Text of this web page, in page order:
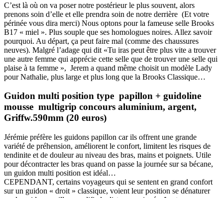
C’est là où on va poser notre postérieur le plus souvent, alors
prenons soin d’elle et elle prendra soin de notre derrière (Et votre
périnée vous dira merci) Nous optons pour la fameuse selle Brooks
B17 « miel ». Plus souple que ses homologues noires. Allez savoir
pourquoi. Au départ, ça peut faire mal (comme des chaussures
neuves). Malgré l’adage qui dit «Tu iras peut être plus vite a trouver
une autre femme qui apprécie cette selle que de trouver une selle qui
plaise à ta femme », Jerem a quand même choisit un modèle Lady
pour Nathalie, plus large et plus long que la Brooks Classique…
Guidon multi position type papillon + guidoline
mousse multigrip concours aluminium, argent,
Griffw.590mm (20 euros)
Jérémie préfère les guidons papillon car ils offrent une grande
variété de préhension, améliorent le confort, limitent les risques de
tendinite et de douleur au niveau des bras, mains et poignets. Utile
pour décontracter les bras quand on passe la journée sur sa bécane,
un guidon multi position est idéal…
CEPENDANT, certains voyageurs qui se sentent en grand confort
sur un guidon « droit » classique, voient leur position se dénaturer